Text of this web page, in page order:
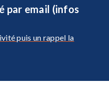
par email (infos
puis un rappel la